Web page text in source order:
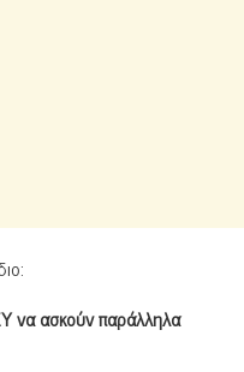
να ασκούν παράλληλα